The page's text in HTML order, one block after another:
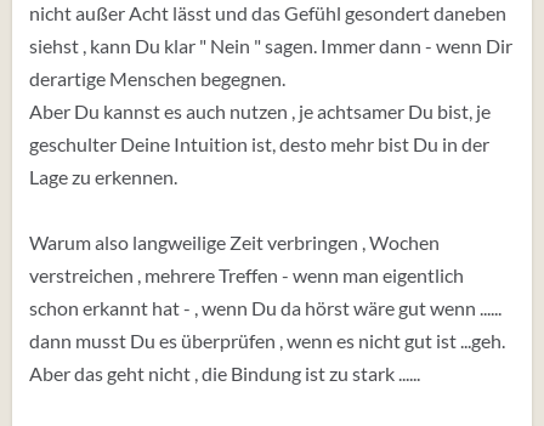
nicht außer Acht lässt und das Gefühl gesondert daneben
siehst , kann Du klar " Nein " sagen. Immer dann - wenn Dir
derartige Menschen begegnen.
Aber Du kannst es auch nutzen , je achtsamer Du bist, je
geschulter Deine Intuition ist, desto mehr bist Du in der
Lage zu erkennen.
Warum also langweilige Zeit verbringen , Wochen
verstreichen , mehrere Treffen - wenn man eigentlich
schon erkannt hat - , wenn Du da hörst wäre gut wenn ......
dann musst Du es überprüfen , wenn es nicht gut ist ...geh.
Aber das geht nicht , die Bindung ist zu stark ......